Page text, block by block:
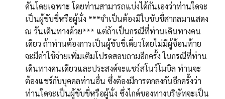
คันโดยเฉพาะ โดยท่านสามารถแบ่งได้กันเองว่าท่านใดจะ
เป็นผู้ขับขี่หรือผู้นั่ง ***จำเป็นต้องมีใบขับขี่สากลมาแสดง
ณ วันเดินทางด้วย*** แต่ถ้าเป็นกรณีที่ท่านเดินทางคน
เดียว ถ้าท่านต้องการเป็นผู้ขับขี่เดี่ยวโดยไม่มีผู้ซ้อนท้าย
จะมีค่าใช้จ่ายเพิ่มเติมโปรดสอบถามอีกครั้ง ในกรณีที่ท่าน
เดินทางคนเดียวและประสงค์จะแชร์สโนว์โมบิล ท่านจะ
ต้องแชร์กับบุคคลท่านอื่น ซึ่งต้องมีการตกลงกันอีกครั้งว่า
ท่านใดจะเป็นผู้ขับขี่หรือผู้นั่ง ซึ่งไกด์ของทางบริษัทจะเป็น